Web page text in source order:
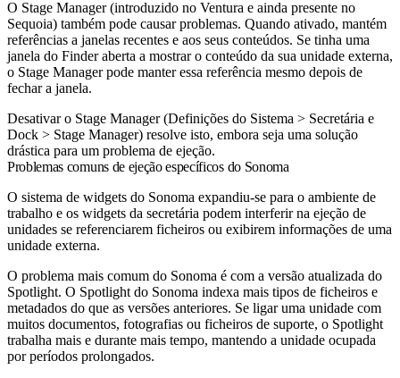
O Stage Manager (introduzido no Ventura e ainda presente no
Sequoia) também pode causar problemas. Quando ativado, mantém
referências a janelas recentes e aos seus conteúdos. Se tinha uma
janela do Finder aberta a mostrar o conteúdo da sua unidade externa,
o Stage Manager pode manter essa referência mesmo depois de
fechar a janela.
Desativar o Stage Manager (Definições do Sistema > Secretária e
Dock > Stage Manager) resolve isto, embora seja uma solução
drástica para um problema de ejeção.
Problemas comuns de ejeção específicos do Sonoma
O sistema de widgets do Sonoma expandiu-se para o ambiente de
trabalho e os widgets da secretária podem interferir na ejeção de
unidades se referenciarem ficheiros ou exibirem informações de uma
unidade externa.
O problema mais comum do Sonoma é com a versão atualizada do
Spotlight. O Spotlight do Sonoma indexa mais tipos de ficheiros e
metadados do que as versões anteriores. Se ligar uma unidade com
muitos documentos, fotografias ou ficheiros de suporte, o Spotlight
trabalha mais e durante mais tempo, mantendo a unidade ocupada
por períodos prolongados.